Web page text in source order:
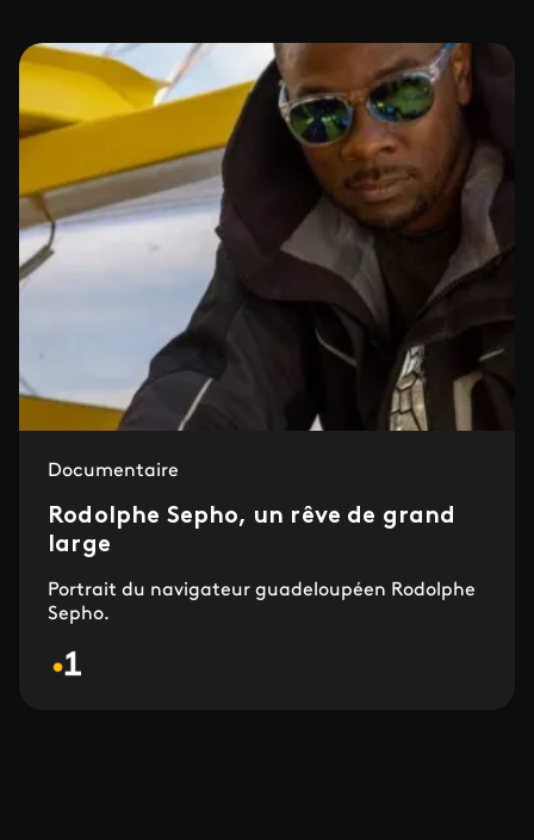
Documentaire
Rodolphe Sepho, un rêve de grand
large
Portrait du navigateur guadeloupéen Rodolphe
Sepho.